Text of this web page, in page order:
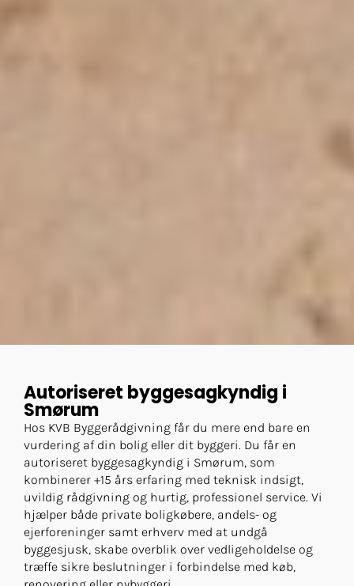
Autoriseret byggesagkyndig i
Smørum
Hos KVB Byggerådgivning får du mere end bare en
vurdering af din bolig eller dit byggeri. Du får en
autoriseret byggesagkyndig i Smørum, som
kombinerer +15 års erfaring med teknisk indsigt,
uvildig rådgivning og hurtig, professionel service. Vi
hjælper både private boligkøbere, andels- og
ejerforeninger samt erhverv med at undgå
byggesjusk, skabe overblik over vedligeholdelse og
træffe sikre beslutninger i forbindelse med køb,